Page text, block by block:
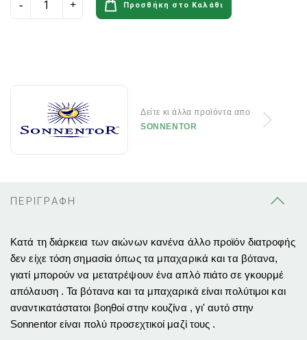
Προσθήκη στο Καλάθι
Δείτε κι άλλα προϊόντα απο
SONNENTOR
ΠΕΡΙΓΡΑΦΗ
Κατά τη διάρκεια των αιώνων κανένα άλλο προϊόν διατροφής
δεν είχε τόση σημασία όπως τα μπαχαρικά και τα βότανα,
γιατί μπορούν να μετατρέψουν ένα απλό πιάτο σε γκουρμέ
απόλαυση . Τα βότανα και τα μπαχαρικά είναι πολύτιμοι και
αναντικατάστατοι βοηθοί στην κουζίνα , γι' αυτό στην
Sonnentor είναι πολύ προσεχτικοί μαζί τους .